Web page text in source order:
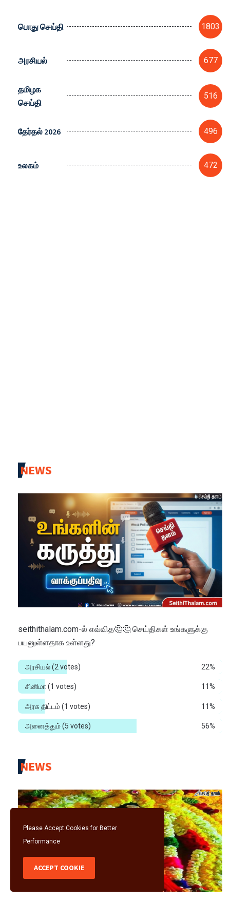
பொது செய்தி 1803
அரசியல் 677
தமிழக
செய்தி
516
தேர்தல் 2026 496
உலகம் 472
NEWS
seithithalam.com-ல் எவ்வித🤔🤔 செய்திகள் உங்களுக்கு
பயனுள்ளதாக உள்ளது?
22%
அரசியல்(2 votes)
11%
சினிமா(1 votes)
11%
அரசு திட்டம்(1 votes)
56%
அனைத்தும்(5 votes)
NEWS
Please Accept Cookies for Better
Performance
ACCEPT COOKIE